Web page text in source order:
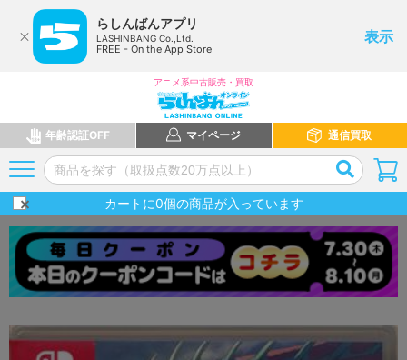
らしんばんアプリ
LASHINBANG Co.,Ltd.
FREE - On the App Store
表示
アニメ系中古販売・買取
年齢認証OFF マイページ 通信買取
カートに0個の商品が入っています